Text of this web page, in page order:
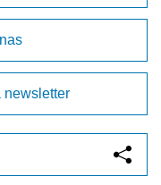
newsletter